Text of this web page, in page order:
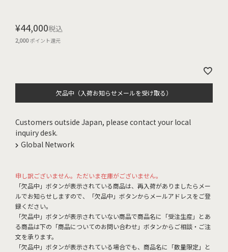
¥44,000税込
2,000ポイント還元
欠品中（入荷お知らせメールを受け取る）
Customers outside Japan, please contact your local
inquiry desk.
Global Network
申し訳ございません。ただいま在庫がございません。
「欠品中」ボタンが表示されている商品は、再入荷がありましたらメー
ルでお知らせしますので、「欠品中」ボタンからメールアドレスをご登
録ください。
「欠品中」ボタンが表示されていない商品で商品名に「受注生産」とあ
る商品は下の「商品についてのお問い合わせ」ボタンからご相談・ご注
文を承ります。
「欠品中」ボタンが表示されている場合でも、商品名に「数量限定」と